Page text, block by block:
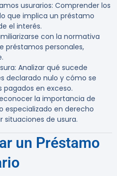
usurarios: Comprender los
que implica un préstamo
el interés.
con la normativa
préstamos personales,
: Analizar qué sucede
declarado nulo y cómo se
pagados en exceso.
la importancia de
especializado en derecho
situaciones de usura.
un Préstamo